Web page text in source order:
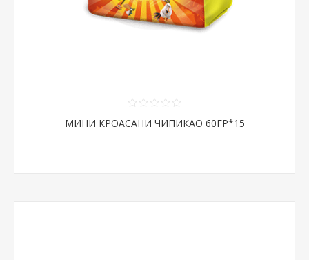
МИНИ КРОАСАНИ ЧИПИКАО 60ГР*15